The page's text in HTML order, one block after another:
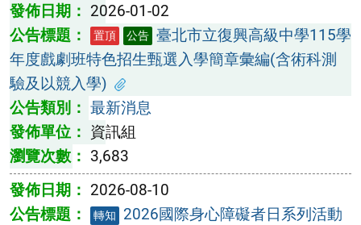
2026-01-02
置頂 公告 臺北市立復興高級中學115學
年度戲劇班特色招生甄選入學簡章彙編(含術科測
驗及以競入學)
最新消息
資訊組
3,683
2026-08-10
轉知
2026國際身心障礙者日系列活動